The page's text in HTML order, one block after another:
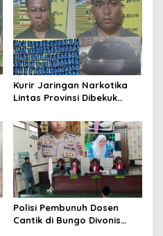
Kurir Jaringan Narkotika
Lintas Provinsi Dibekuk
Polisi Pembunuh Dosen
Cantik di Bungo Divonis